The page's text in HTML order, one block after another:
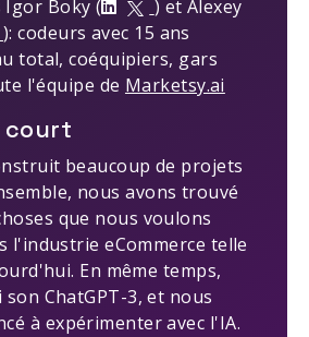
Igor Boky (
) et Alexey
): codeurs avec 15 ans
total, coéquipiers, gars
l'équipe de Marketsy.ai
court
beaucoup de projets
nous avons trouvé
que nous voulons
l'industrie eCommerce telle
En même temps,
ChatGPT-3, et nous
à expérimenter avec l'IA.